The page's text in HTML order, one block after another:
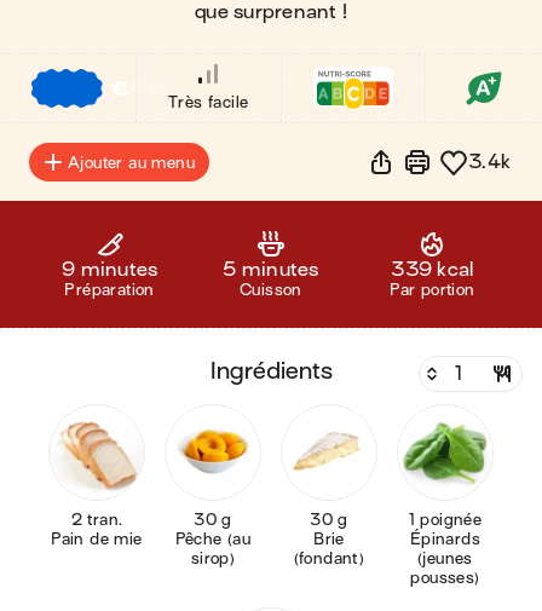
que surprenant !
€
Très facile
Ajouter au menu 3.4k
9 minutes
Préparation
5 minutes
Cuisson
339 kcal
Par portion
ingrédients
2 tran.
Pain de mie
30 g
Pêche (au
sirop)
30 g
Brie
(fondant)
1 poignée
Épinards
(jeunes
pousses)